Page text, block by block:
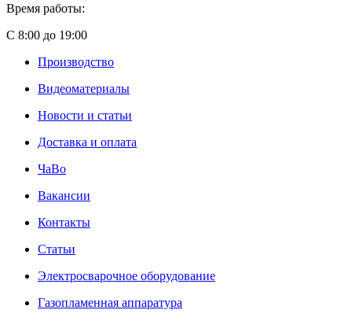
Время работы:
С 8:00 до 19:00
Производство
Видеоматериалы
Новости и статьи
Доставка и оплата
ЧаВо
Вакансии
Контакты
Статьи
Электросварочное оборудование
Газопламенная аппаратура